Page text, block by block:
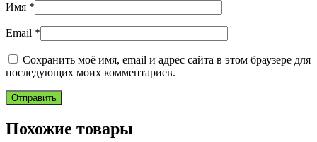
Имя *
Email *
Сохранить моё имя, email и адрес сайта в этом браузере для
последующих моих комментариев.
Похожие товары